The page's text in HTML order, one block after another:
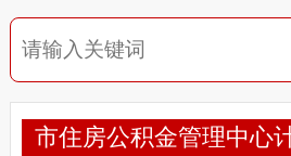
市住房公积金管理中心